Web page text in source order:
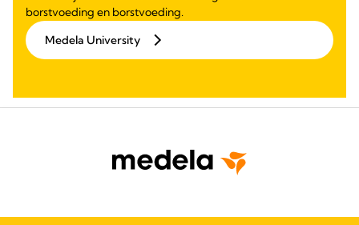
borstvoeding en borstvoeding.
Medela University